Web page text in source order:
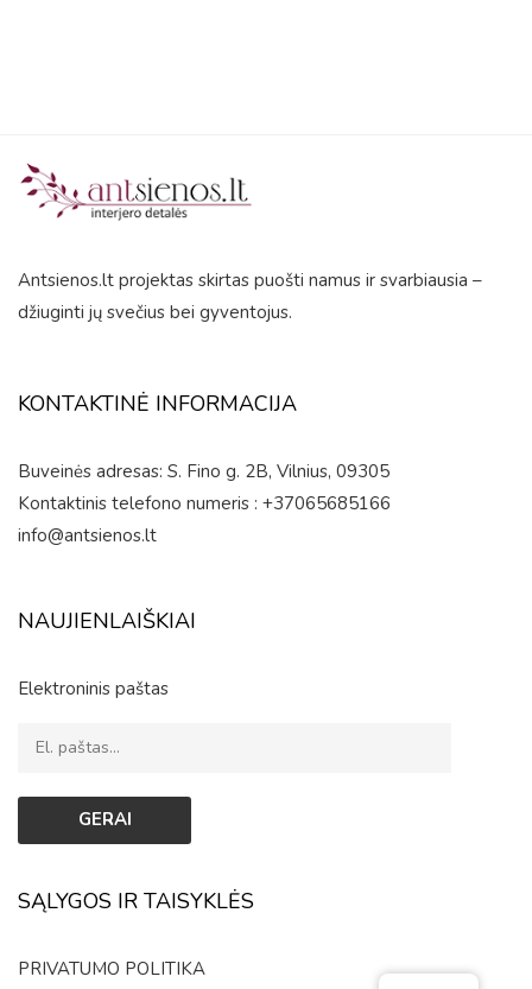
Antsienos.lt projektas skirtas puošti namus ir svarbiausia –
džiuginti jų svečius bei gyventojus.
KONTAKTINĖ INFORMACIJA
Buveinės adresas: S. Fino g. 2B, Vilnius, 09305
Kontaktinis telefono numeris : +37065685166
info@antsienos.lt
NAUJIENLAIŠKIAI
Elektroninis paštas
SĄLYGOS IR TAISYKLĖS
PRIVATUMO POLITIKA